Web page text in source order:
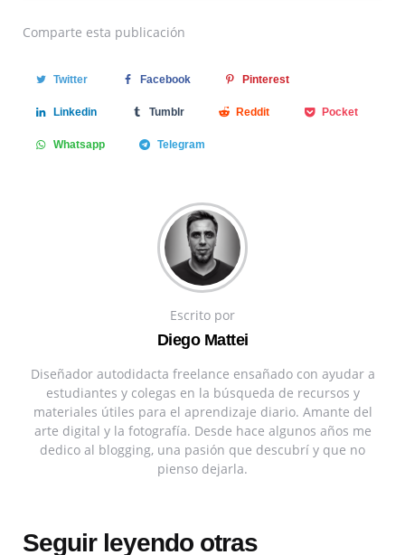
Comparte esta publicación
Twitter Facebook Pinterest
Linkedin Tumblr Reddit Pocket
Whatsapp Telegram
Escrito por
Diego Mattei
Diseñador autodidacta freelance ensañado con ayudar a
estudiantes y colegas en la búsqueda de recursos y
materiales útiles para el aprendizaje diario. Amante del
arte digital y la fotografía. Desde hace algunos años me
dedico al blogging, una pasión que descubrí y que no
pienso dejarla.
Seguir leyendo otras